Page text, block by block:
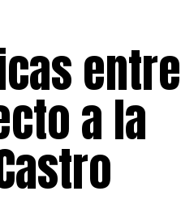
a la